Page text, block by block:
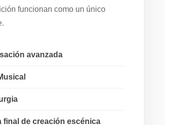
funcionan como un único
avanzada
final de creación escénica